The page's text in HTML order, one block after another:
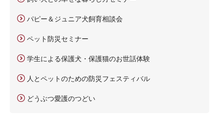
パピー＆ジュニア犬飼育相談会
ペット防災セミナー
学生による保護犬・保護猫のお世話体験
人とペットのための防災フェスティバル
どうぶつ愛護のつどい